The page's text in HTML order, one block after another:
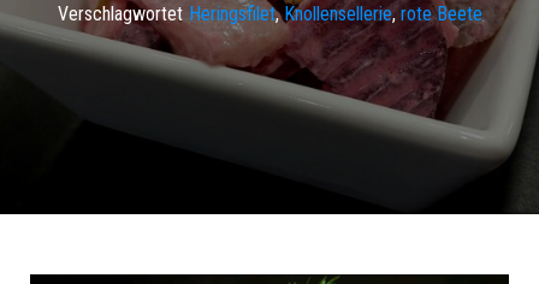
Verschlagwortet Heringsfilet,Knollensellerie,rote Beete